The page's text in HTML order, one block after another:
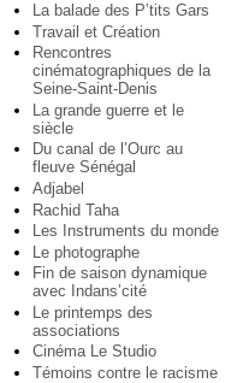
La balade des P’tits Gars
Travail et Création
Rencontres
cinématographiques de la
Seine-Saint-Denis
La grande guerre et le
siècle
Du canal de l’Ourc au
fleuve Sénégal
Adjabel
Rachid Taha
Les Instruments du monde
Le photographe
Fin de saison dynamique
avec Indans’cité
Le printemps des
associations
Cinéma Le Studio
Témoins contre le racisme